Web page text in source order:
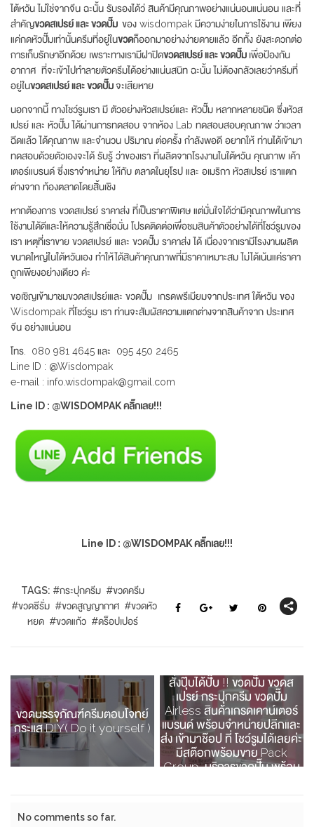
ไต้หวัน ไม่ใช่จากจีน ฉะนั้น รับรองได้ว่ สินค้ามีคุณภาพอย่างแน่นอนแน่นอน และที่
สำคัญขวดสเปรย์ และ ขวดปั๊ม ของ wisdompak มีความง่ายในการใช้งาน เพียง
แค่กดหัวปั๊มเท่านั้นครีมที่อยู่ในขวดก็ออกมาอย่างง่ายดายแล้ว อีกทั้ง ยังสะดวกต่อ
การเก็บรักษาอีกด้วย เพราะทางเรามีฝาปิดขวดสเปรย์ และ ขวดปั๊ม เพื่อป้องกัน
อากาศ ที่จะเข้าไปทำลายตัวครีมได้อย่างแน่นสนิท ฉะนั้น ไม่ต้องกลัวเลยว่าครีมที่
อยู่ในขวดสเปรย์ และ ขวดปั๊มจะเสียหาย
นอกจากนี้ ทางโชว์รูมเรา มี ตัวอย่างหัวสเปรย์และ หัวปั๊ม หลากหลายชนิด ซึ่งหัวส
เปรย์ และ หัวปั๊ม ได้ผ่านการทดสอบ จากห้อง Lab ทดสอบสอบคุณภาพ ว่าเวลา
ฉีดแล้ว ได้คุณภาพ และจำนวน ปริมาณ ต่อครั้ง กำลังพอดี อยากให้ ท่านได้เข้ามา
ทดสอบด้วยตัวเองจะได้ รับรู้ ว่าของเรา ที่ผลิตจากโรงงานในใต้หวัน คุณภาพ เค้า
เตอร์แบรนด์ ซึ่งเราจำหน่าย ให้กับ ตลาดในยุโรป และ อเมริกา หัวสเปรย์ เราแตก
ต่างจาก ท้องตลาดโดยสิ้นเชิง
หากต้องการ ขวดสเปรย์ ราคาส่ง ที่เป็นราคาพิเศษ แต่มั่นใจได้ว่ามีคุณภาพในการ
ใช้งานได้ดีและให้ความรู้สึกเชื่อมั่น โปรดติดต่อเพื่อชมสินค้าตัวอย่างได้ที่โชว์รูมของ
เรา เหตุที่เราขาย ขวดสเปรย์ เและ ขวดปั๊ม ราคาส่ง ได้ เนื่องจากเรามีโรงงานผลิต
ขนาดใหญ่ในใต้หวันเอง ทำให้ได้สินค้าคุณภาพที่มีราคาเหมาะสม ไม่ได้เน้นแค่ราคา
ถูกเพียงอย่างเดียว ค่ะ
ขอเชิญเข้ามาชมขวดสเปรย์เและ ขวดปั๊ม เกรดพรีเมียมจากประเทศ ใต้หวัน ของ
Wisdompak ที่โชว์รูม เรา ท่านจะสัมผัสความแตกต่างจากสินค้าจาก ประเทศ
จีน อย่างแน่นอน
โทร. 080 981 4645 และ 095 450 2465
Line ID : @Wisdompak
e-mail : info.wisdompak@gmail.com
Line ID : @WISDOMPAK คลิ๊กเลย!!!
Line ID : @WISDOMPAK คลิ๊กเลย!!!
TAGS: #กระปุกครีม #ขวดครีม
#ขวดซีรั่ม #ขวดสูญญากาศ #ขวดหัว
หยด #ขวดแก้ว #ดร็อปเปอร์
สั่งปุ๊บได้ปั๊บ !! ขวดปั๊ม ขวดส
เปรย์ กระปุกครีม ขวดปั๊ม
Airless สินค้าเกรดเคาน์เตอร์
แบรนด์ พร้อมจำหน่ายปลีกและ
ส่ง เข้ามาช๊อป ที่ โชว์รูมได้เลยค่ะ
มีสต๊อกพร้อมขาย Pack
Group บริการขวดปั๊ม พร้อม
ขวดบรรจุภัณฑ์ครีมตอบโจทย์
กระแส DIY( Do it yourself )
No comments so far.